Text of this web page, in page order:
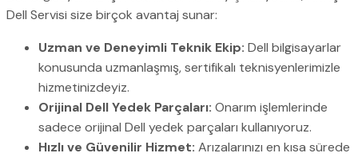
Dell Servisi size birçok avantaj sunar:
Uzman ve Deneyimli Teknik Ekip: Dell bilgisayarlar
konusunda uzmanlaşmış, sertifikalı teknisyenlerimizle
hizmetinizdeyiz.
Orijinal Dell Yedek Parçaları: Onarım işlemlerinde
sadece orijinal Dell yedek parçaları kullanıyoruz.
Hızlı ve Güvenilir Hizmet: Arızalarınızı en kısa sürede